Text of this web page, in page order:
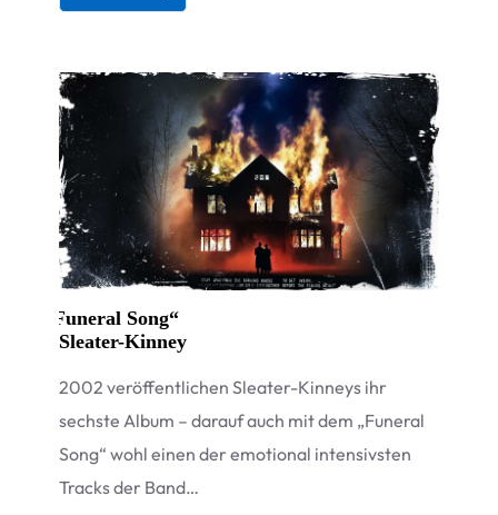
Funeral Song“
Sleater-Kinney
2002 ver­öf­fent­li­chen Slea­ter-Kin­neys ihr
sechste Album – dar­auf auch mit dem „Fun­e­ral
Song“ wohl einen der emo­tio­nal inten­sivs­ten
Tracks der Band…